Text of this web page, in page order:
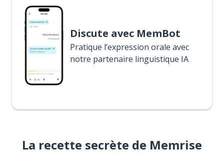
Discute avec MemBot
Pratique l’expression orale avec
notre partenaire linguistique IA
La recette secrète de Memrise